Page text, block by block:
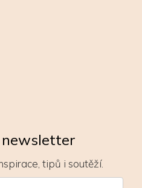
tipů i soutěží.